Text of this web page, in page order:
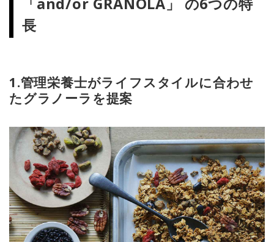
長
1.管理栄養士がライフスタイルに合わせ
たグラノーラを提案